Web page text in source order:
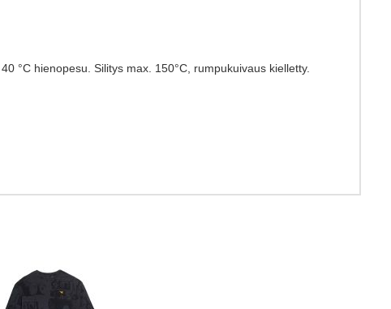
°C hienopesu. Silitys max. 150°C, rumpukuivaus kielletty.